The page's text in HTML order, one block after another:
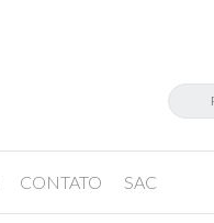
CONTATO SAC